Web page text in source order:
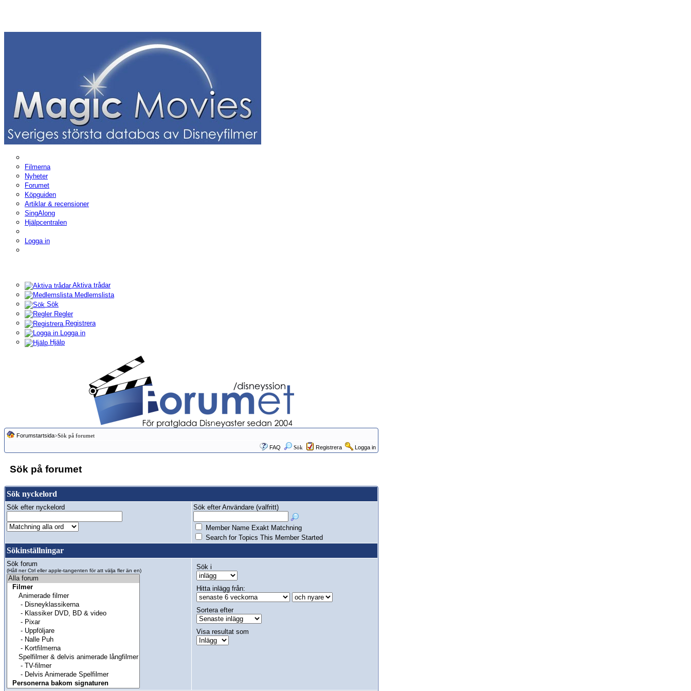
Filmerna
Nyheter
Forumet
Köpguiden
Artiklar & recensioner
SingAlong
Hjälpcentralen
Logga in
Aktiva trådar
Medlemslista
Sök
Regler
Registrera
Logga in
Hjälp
Forumstartsida>Sök på forumet
FAQ
Sök Registrera Logga in
Sök på forumet
Sök nyckelord
Sök efter nyckelord Sök efter Användare (valfritt)
Member Name Exakt Matchning
Search for Topics This Member Started
Sökinställningar
Sök forum
(Håll ner Ctrl eller apple-tangenten för att välja fler än en) Sök i
Hitta inlägg från:
Sortera efter
Visa resultat som